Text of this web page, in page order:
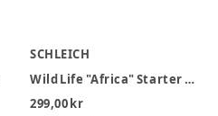
SCHLEICH
Wild Life "Africa" Starter Set
299,00 kr